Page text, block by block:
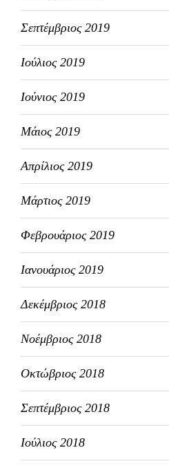
Σεπτέμβριος 2019
Ιούλιος 2019
Ιούνιος 2019
Μάιος 2019
Απρίλιος 2019
Μάρτιος 2019
Φεβρουάριος 2019
Ιανουάριος 2019
Δεκέμβριος 2018
Νοέμβριος 2018
Οκτώβριος 2018
Σεπτέμβριος 2018
Ιούλιος 2018